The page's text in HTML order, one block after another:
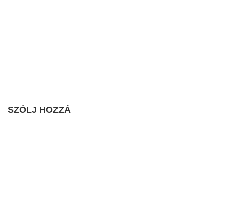
SZÓLJ HOZZÁ